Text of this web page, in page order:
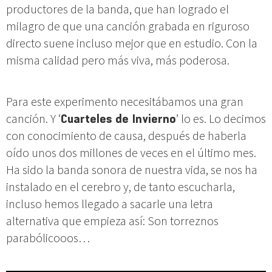
productores de la banda, que han logrado el
milagro de que una canción grabada en riguroso
directo suene incluso mejor que en estudio. Con la
misma calidad pero más viva, más poderosa.
Para este experimento necesitábamos una gran
canción. Y ‘Cuarteles de Invierno’ lo es. Lo decimos
con conocimiento de causa, después de haberla
oído unos dos millones de veces en el último mes.
Ha sido la banda sonora de nuestra vida, se nos ha
instalado en el cerebro y, de tanto escucharla,
incluso hemos llegado a sacarle una letra
alternativa que empieza así: Son torreznos
parabólicooos…